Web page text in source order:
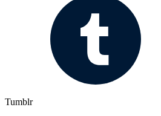
Tumblr